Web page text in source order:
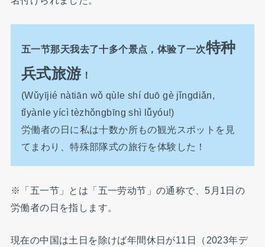
五一节那天我去了十多个景点，体验了一次特种
兵式旅游 ！
(Wǔyījié nàtiān wǒ qùle shí duō gè jǐngdiǎn,
tǐyànle yícì tèzhǒngbīng shì lǚyóu!)
労働者の日に私は十数か所もの観光スポットを見
てまわり、特殊部隊式の旅行を体験した！
※「五一节」とは「五一劳动节」の通称で、5月1日の
労働者の日を指します。
現在の中国は土日を除けば年間休日が11日（2023年デ